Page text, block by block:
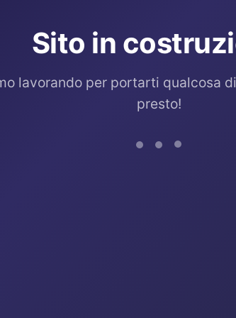
Sito in
lavorando per portarti qualcosa
presto!